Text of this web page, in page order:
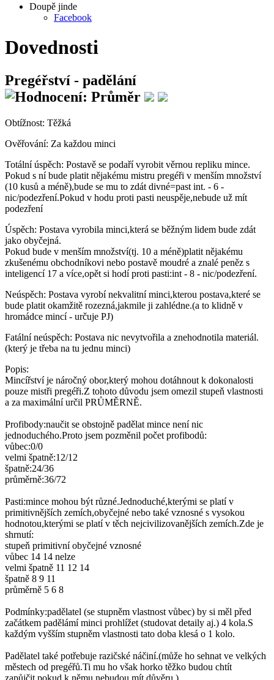
Doupě jinde
Facebook
Dovednosti
Pregéřství - padělání
Obtížnost: Těžká
Ověřování: Za každou minci
Totální úspěch: Postavě se podaří vyrobit věrnou repliku mince.
Pokud s ní bude platit nějakému mistru pregéři v menším množství
(10 kusů a méně),bude se mu to zdát divné=past int. - 6 -
nic/podezření.Pokud v hodu proti pasti neuspěje,nebude už mít
podezření
Úspěch: Postava vyrobila minci,která se běžným lidem bude zdát
jako obyčejná.
Pokud bude v menším množství(tj. 10 a méně)platit nějakému
zkušenému obchodníkovi nebo postavě moudré a znalé peněz s
inteligencí 17 a více,opět si hodí proti pasti:int - 8 - nic/podezření.
Neúspěch: Postava vyrobí nekvalitní minci,kterou postava,které se
bude platit okamžitě rozezná,jakmile ji zahlédne.(a to klidně v
hromádce mincí - určuje PJ)
Fatální neúspěch: Postava nic nevytvořila a znehodnotila materiál.
(který je třeba na tu jednu minci)
Popis:
Mincířství je náročný obor,který mohou dotáhnout k dokonalosti
pouze mistři pregéři.Z tohoto důvodu jsem omezil stupeň vlastnosti
a za maximální určil PRŮMĚRNĚ.
Profibody:naučit se obstojně padělat mince není nic
jednoduchého.Proto jsem pozměnil počet profibodů:
vůbec:0/0
velmi špatně:12/12
špatně:24/36
průměrně:36/72
Pasti:mince mohou být různé.Jednoduché,kterými se platí v
primitivnějších zemích,obyčejné nebo také vznosné s vysokou
hodnotou,kterými se platí v těch nejcivilizovanějších zemích.Zde je
shrnutí:
stupeň primitivní obyčejné vznosné
vůbec 14 14 nelze
velmi špatně 11 12 14
špatně 8 9 11
průměrně 5 6 8
Podmínky:padělatel (se stupněm vlastnost vůbec) by si měl před
začátkem padělámí minci prohlížet (studovat detaily aj.) 4 kola.S
každým vyšším stupněm vlastnosti tato doba klesá o 1 kolo.
Padělatel také potřebuje razičské náčiní.(může ho sehnat ve velkých
městech od pregéřů.Ti mu ho však horko těžko budou chtít
zapůjčit,pokud k němu nebudou mít důvěru.)